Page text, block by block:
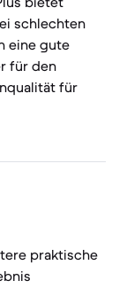
schlechten
eine gute
für den
für
praktische